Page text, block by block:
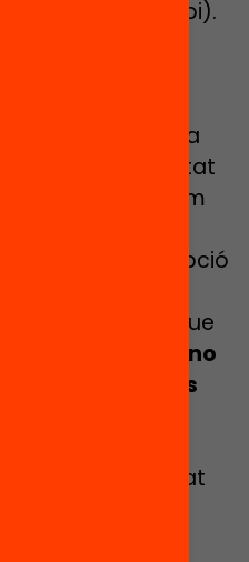
/ esp (municipi).
escolar?
urbana, de la
migrant a
de la titularitat
educatiu i com
tendències
durant la inscripció
modes que
Això fa que
escolar no
decisions de les
eliminar-la i
s’ha demostrat
fer-ho té